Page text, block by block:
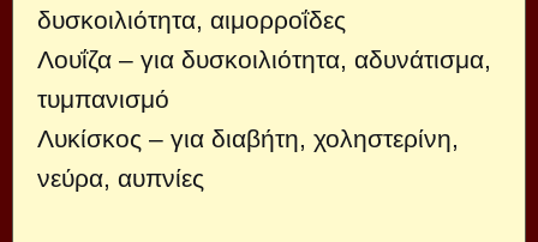
δυσκοιλιότητα, αιμορροΐδες
Λουΐζα – για δυσκοιλιότητα, αδυνάτισμα,
τυμπανισμό
Λυκίσκος – για διαβήτη, χοληστερίνη,
νεύρα, αυπνίες